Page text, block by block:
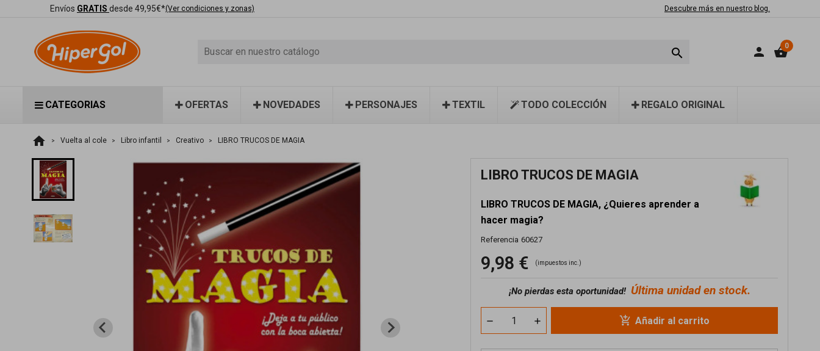
Envíos GRATIS desde 49,95€*(Ver condiciones y zonas) Descubre más en nuestro blog.
 person shopping_basket0
CATEGORIAS OFERTAS NOVEDADES PERSONAJES TEXTIL TODO COLECCIÓN REGALO ORIGINAL
home Vuelta al cole Libro infantil Creativo LIBRO TRUCOS DE MAGIA
LIBRO TRUCOS DE MAGIA
LIBRO TRUCOS DE MAGIA, ¿Quieres aprender a
hacer magia?
Referencia 60627
9,98 € (impuestos inc.)
¡No pierdas esta oportunidad! Última unidad en stock.
add_shopping_cart Añadir al carrito